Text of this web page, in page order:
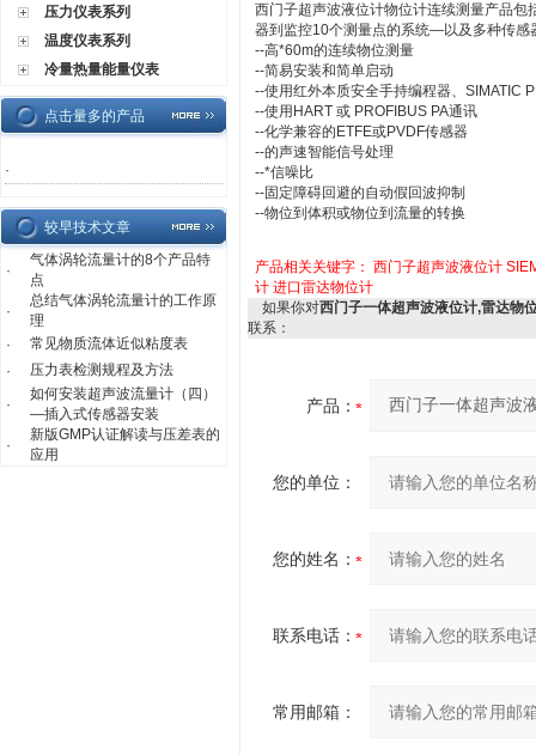
压力仪表系列
温度仪表系列
冷量热量能量仪表
点击量多的产品
·
较早技术文章
·
气体涡轮流量计的8个产品特
点
·
总结气体涡轮流量计的工作原
理
·
常见物质流体近似粘度表
·
压力表检测规程及方法
·
如何安装超声波流量计（四）
—插入式传感器安装
·
新版GMP认证解读与压差表的
应用
西门子超声波液位计物位计连续测量产品
器到监控10个测量点的系统—以及多种传感
--高*60m的连续物位测量
--简易安装和简单启动
--使用红外本质安全手持编程器、SIMATIC
--使用HART 或 PROFIBUS PA通讯
--化学兼容的ETFE或PVDF传感器
--的声速智能信号处理
--*信噪比
--固定障碍回避的自动假回波抑制
--物位到体积或物位到流量的转换
产品相关关键字： 西门子超声波液位计
计 进口雷达物位计
如果你对西门子一体超声波液位计,雷达物
联系：
产品：
您的单位：
您的姓名：
联系电话：
常用邮箱：